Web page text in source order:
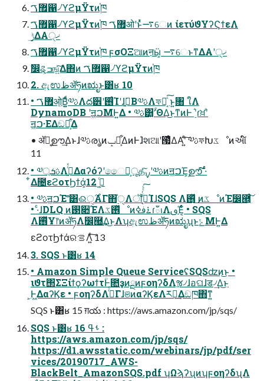
޿ࠂ഑৴ϓϩμΫτͷ֓ཁ
޿ࠂ഑৴ϓϩμΫτͷ֓ཁ ޿ࠂओʹͱͬͯ࠷େͷ ίετύϑΥʔϚϯεΛ
࣮ݱ͢ΔΑ͏੍ޚ
޿ࠂ഑৴ϓϩμΫτͷ֓ཁ ϝσΟΞଆͷऩӹ͕ ࠷େͱͳΔΑ͏ʹ੍ޚ
ࣗ෼ୡ͕ߏங͍ͯ͠Δ΋ͷ ޿ࠂ഑৴ϓϩμΫτͷ֓ཁ
2. ඇಉظॲཧͷಋೖͱ͸ʁ 10
• ޿ࠂओ͔Β͍͍ͨͩͨ༧ࢉΛద੾ʹ࢖͏ͨΊʹɺࠓ͍͘Β༧ࢉΛফԽ͔ͨ͠ ͱ͍͏৘ ใΛ
DynamoDB ʹॻ͖ࠐΜͰ͍Δ • ༧ࢉ͸͓ۚʹؔΘΔ͜ͱͳͷͰ ࣮֬ʹɾਖ਼֬ʹ
ॻ͖ࠐ·ΕΔඞཁ͕͋Δ
• ॲཧ͕ࣦഊ͢Δͱɺ༧ࢉരൃͷݒ೦͕͋ΔͷͰɺ҆શଆʹ౗ͤΔΑ͏ʹ͍ͨ͠ ༧ࢉফԽػೳͷઆ໌
11
• ༧ࢉܭ্Λߦ͍ͬͯΔαʔόʔʹෛՙ͕ूதͨ͠ࡍʹ༧ࢉͷॻ͖ࠐΈ͕ࣦഊͯ͠͠ ·ͬͨ
͋Δ೔εϩοτϦϯά͕ى͖ͨ 12
• ༧ࢉॻ͖ࠐΈʹؔͯ͠͸ଈ࣌ੑΑΓ΋࣮֬ੑΛॏࢹ͔ͨͬͨͨ͠ΊɺSQS Λ࢖ͬͯ͜ ͷػೳͷΈ෼཭͔ͨͬͨ͠
• ·ͨɺDLQ ͷ࢓૊ΈΛ࢖ͬͯػೳͷ࠶ࢼߦɾఀࢭΛࢼΈ͔ͨͬͨ • SQS
Λ࢖ͬͯҰ෦ͷॲཧΛ෼཭͢Δ͜ͱΛʮඇಉظॲཧͷಋೖʯͱݺΜͰ͍Δ
εϩοτϦϯάରࡦΛ͍ͨ͠ 13
3. SQS ͱ͸ʁ 14
• Amazon Simple Queue ServiceʢSQSʣͷ͜ͱ •
ιϑτ΢ΣΞίϯϙʔωϯτؒͰ೚ҙͷྔͷϝοηʔδΛૹ৴ɺอଘɺड৴͢Δ͜ͱ
͕Ͱ͖ΔαʔϏε • ϝοηʔδΛࣦͬͨΓɺଞͷαʔϏεΛར༻͢Δඞཁ΋ͳ͍
SQS ͱ͸ʁ 15 ग़య : https://aws.amazon.com/jp/sqs/
SQS ͱ͸ʁ 16 ࢀߟ :
https://aws.amazon.com/jp/sqs/
https://d1.awsstatic.com/webinars/jp/pdf/ser
vices/20190717_AWS-
BlackBelt_AmazonSQS.pdf ʮΩϡʔʯͷʮϝοηʔδʯΛ